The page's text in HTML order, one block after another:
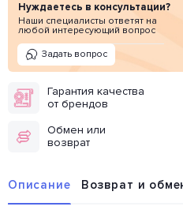
Нуждаетесь в консультации?
Наши специалисты ответят на
любой интересующий вопрос
Задать вопрос
Гарантия качества
от брендов
Обмен или
возврат
Описание Возврат и